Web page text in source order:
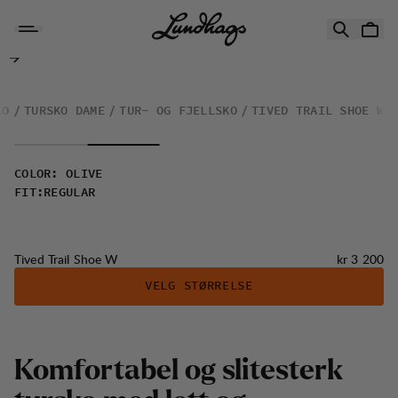
Tived Trail Shoe W
TURSKO DAME TUR- OG FJELLSKO TIVED TRAIL SHOE W
COLOR : OLIVE
FIT: REGULAR
Tived Trail Shoe W Pris:
kr 3 200
VELG STØRRELSE
Komfortabel og slitesterk